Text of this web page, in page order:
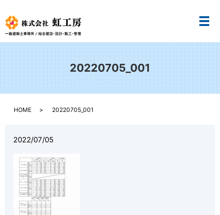
メ
20220705_001
HOME 20220705_001
2022/07/05